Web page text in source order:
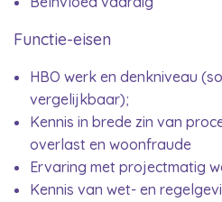
Functie-eisen
HBO werk en denkniveau
vergelijkbaar);
Kennis in brede zin van
overlast en woonfraude
Ervaring met projectmatig
Kennis van wet- en